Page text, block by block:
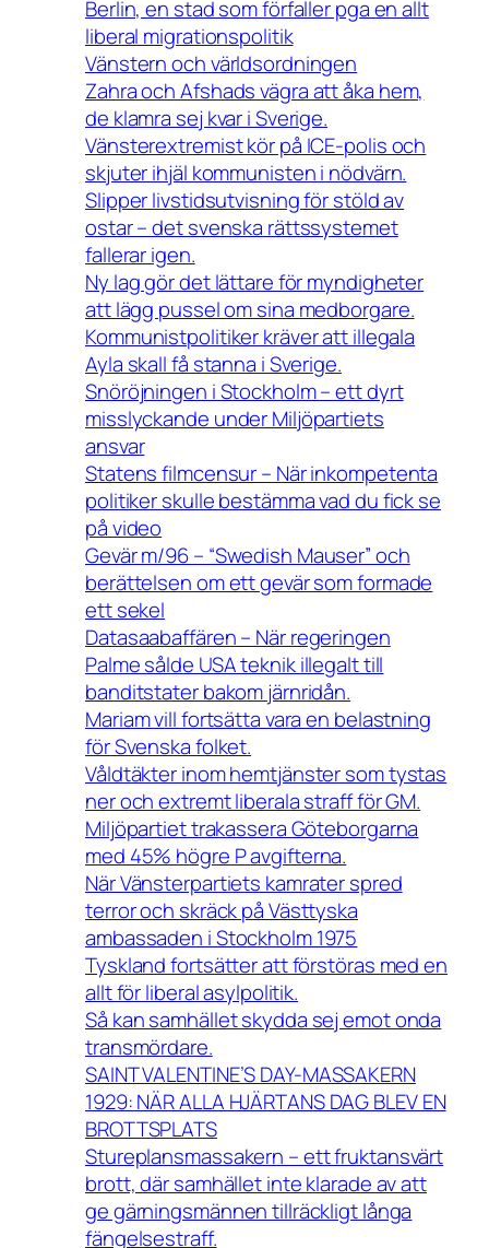
Berlin, en stad som förfaller pga en allt
liberal migrationspolitik
Vänstern och världsordningen
Zahra och Afshads vägra att åka hem,
de klamra sej kvar i Sverige.
Vänsterextremist kör på ICE-polis och
skjuter ihjäl kommunisten i nödvärn.
Slipper livstidsutvisning för stöld av
ostar – det svenska rättssystemet
fallerar igen.
Ny lag gör det lättare för myndigheter
att lägg pussel om sina medborgare.
Kommunistpolitiker kräver att illegala
Ayla skall få stanna i Sverige.
Snöröjningen i Stockholm – ett dyrt
misslyckande under Miljöpartiets
ansvar
Statens filmcensur – När inkompetenta
politiker skulle bestämma vad du fick se
på video
Gevär m/96 – “Swedish Mauser” och
berättelsen om ett gevär som formade
ett sekel
Datasaabaffären – När regeringen
Palme sålde USA teknik illegalt till
banditstater bakom järnridån.
Mariam vill fortsätta vara en belastning
för Svenska folket.
Våldtäkter inom hemtjänster som tystas
ner och extremt liberala straff för GM.
Miljöpartiet trakassera Göteborgarna
med 45% högre P avgifterna.
När Vänsterpartiets kamrater spred
terror och skräck på Västtyska
ambassaden i Stockholm 1975
Tyskland fortsätter att förstöras med en
allt för liberal asylpolitik.
Så kan samhället skydda sej emot onda
transmördare.
SAINT VALENTINE’S DAY-MASSAKERN
1929: NÄR ALLA HJÄRTANS DAG BLEV EN
BROTTSPLATS
Stureplansmassakern – ett fruktansvärt
brott, där samhället inte klarade av att
ge gärningsmännen tillräckligt långa
fängelsestraff.